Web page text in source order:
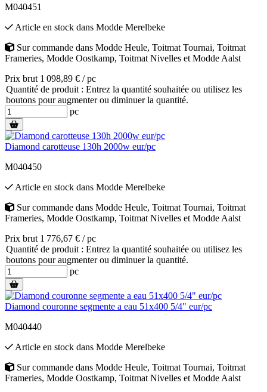
M040451
Article en stock dans Modde Merelbeke
Sur commande dans Modde Heule, Toitmat Tournai, Toitmat
Frameries, Modde Oostkamp, Toitmat Nivelles et Modde Aalst
Prix brut 1 098,89 € / pc
Quantité de produit : Entrez la quantité souhaitée ou utilisez les
boutons pour augmenter ou diminuer la quantité.
pc
Diamond carotteuse 130h 2000w eur/pc
M040450
Article en stock dans Modde Merelbeke
Sur commande dans Modde Heule, Toitmat Tournai, Toitmat
Frameries, Modde Oostkamp, Toitmat Nivelles et Modde Aalst
Prix brut 1 776,67 € / pc
Quantité de produit : Entrez la quantité souhaitée ou utilisez les
boutons pour augmenter ou diminuer la quantité.
pc
Diamond couronne segmente a eau 51x400 5/4" eur/pc
M040440
Article en stock dans Modde Merelbeke
Sur commande dans Modde Heule, Toitmat Tournai, Toitmat
Frameries, Modde Oostkamp, Toitmat Nivelles et Modde Aalst